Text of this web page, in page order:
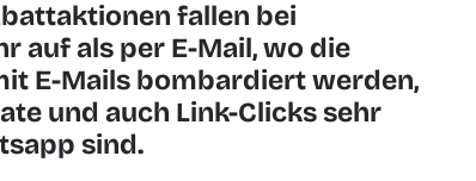
fallen bei
auf als per E-Mail, wo die
E-Mails bombardiert werden,
und auch Link-Clicks sehr
sind.